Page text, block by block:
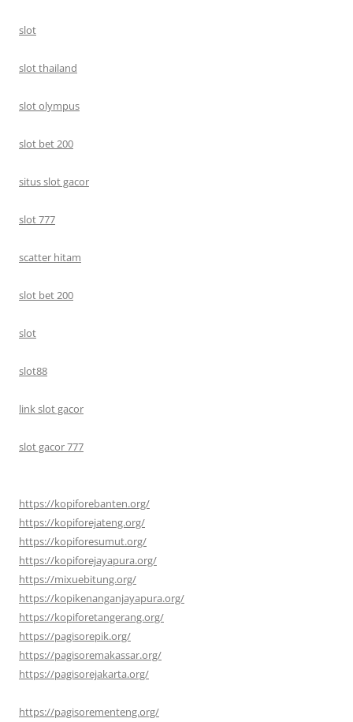
slot
slot thailand
slot olympus
slot bet 200
situs slot gacor
slot 777
scatter hitam
slot bet 200
slot
slot88
link slot gacor
slot gacor 777
https://kopiforebanten.org/
https://kopiforejateng.org/
https://kopiforesumut.org/
https://kopiforejayapura.org/
https://mixuebitung.org/
https://kopikenanganjayapura.org/
https://kopiforetangerang.org/
https://pagisorepik.org/
https://pagisoremakassar.org/
https://pagisorejakarta.org/
https://pagisorementeng.org/